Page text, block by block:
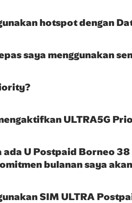
hotspot dengan
saya menggunakan
ULTRA5G
ada U Postpaid Borneo
bulanan saya
SIM ULTRA